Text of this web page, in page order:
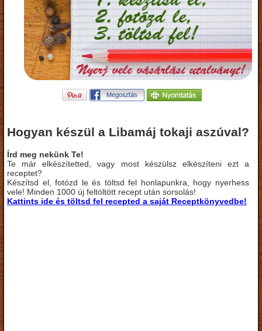
Hogyan készül a Libamáj tokaji aszúval?
Írd meg nekünk Te!
Te már elkészítetted, vagy most készülsz elkészíteni ezt a
receptet?
Készítsd el, fotózd le és töltsd fel honlapunkra, hogy nyerhess
vele! Minden 1000 új feltöltött recept után sorsolás!
Kattints ide és töltsd fel recepted a saját Receptkönyvedbe!